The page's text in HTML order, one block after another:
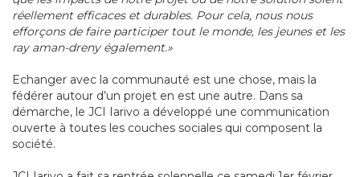
réellement efficaces et durables. Pour cela, nous nous
efforçons de faire participer tout le monde, les jeunes et les
ray aman-dreny également.»
Echanger avec la communauté est une chose, mais la
fédérer autour d’un projet en est une autre. Dans sa
démarche, le JCI Iarivo a développé une communication
ouverte à toutes les couches sociales qui composent la
société.